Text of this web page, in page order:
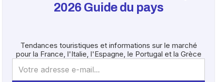
2026 Guide du pays
Tendances touristiques et informations sur le marché
pour la France, l'Italie, l'Espagne, le Portugal et la Grèce